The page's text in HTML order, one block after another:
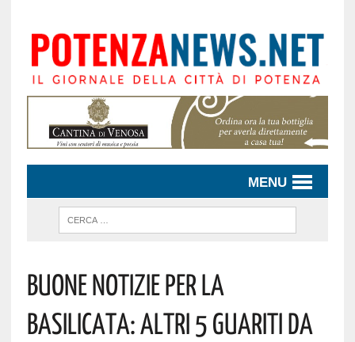
MENU
Buone Notizie Per La
Basilicata: Altri 5 Guariti Da